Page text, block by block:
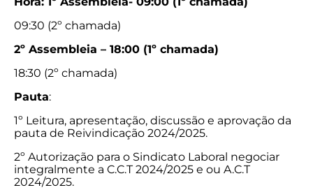
09:30 (2º chamada)
2º Assembleia – 18:00 (1º chamada)
18:30 (2º chamada)
Pauta:
1º Leitura, apresentação, discussão e aprovação da
pauta de Reivindicação 2024/2025.
2º Autorização para o Sindicato Laboral negociar
integralmente a C.C.T 2024/2025 e ou A.C.T
2024/2025.